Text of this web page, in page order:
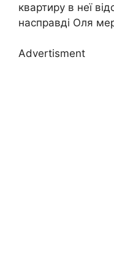
квартиру в неї
насправді Оля
Advertisment